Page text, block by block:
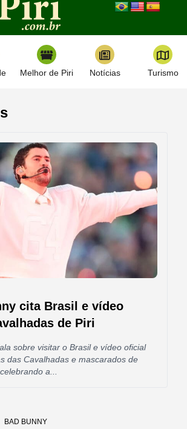
Melhor de Piri Notícias Turismo
cita Brasil e vídeo
de Piri
sobre visitar o Brasil e vídeo oficial
das Cavalhadas e mascarados de
a...
BAD BUNNY